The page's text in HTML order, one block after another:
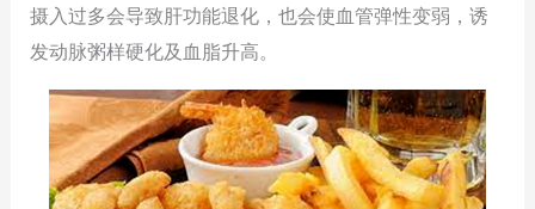
摄入过多会导致肝功能退化，也会使血管弹性变弱，诱
发动脉粥样硬化及血脂升高。